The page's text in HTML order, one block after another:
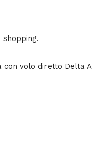
shopping.
volo diretto Delta